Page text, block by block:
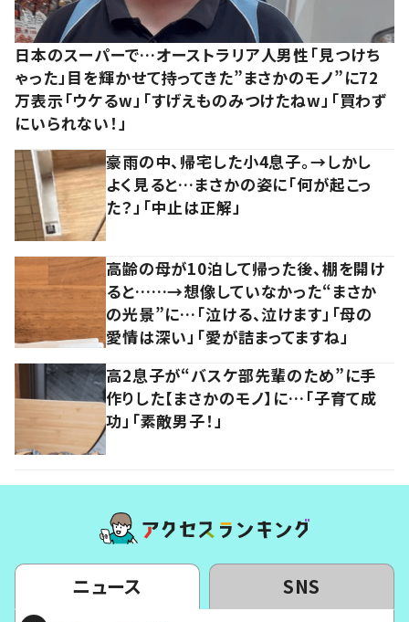
日本のスーパーで…オーストラリア人男性「見つけち
ゃった」目を輝かせて持ってきた”まさかのモノ”に72
万表示「ウケるw」「すげえものみつけたねw」「買わず
にいられない！」
豪雨の中、帰宅した小4息子。→しかし
よく見ると…まさかの姿に「何が起こっ
た？」「中止は正解」
高齢の母が10泊して帰った後、棚を開け
ると……→想像していなかった“まさか
の光景”に…「泣ける、泣けます」「母の
愛情は深い」「愛が詰まってますね」
高2息子が“バスケ部先輩のため”に手
作りした【まさかのモノ】に…「子育て成
功」「素敵男子！」
ニュース SNS